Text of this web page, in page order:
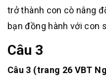
trở thành con cò nâng
bạn đồng hành với con
Câu 3
Câu 3 (trang 26 VBT